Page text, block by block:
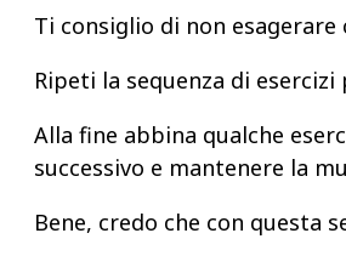
Ti consiglio di non
Ripeti la sequenza di
Alla fine abbina qualche
successivo e mantenere la
Bene, credo che con questa